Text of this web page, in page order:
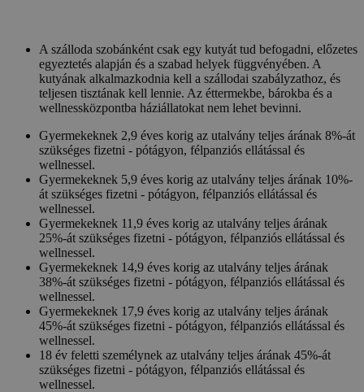
A szálloda szobánként csak egy kutyát tud befogadni, előzetes
egyeztetés alapján és a szabad helyek függvényében. A
kutyának alkalmazkodnia kell a szállodai szabályzathoz, és
teljesen tisztának kell lennie. Az éttermekbe, bárokba és a
wellnessközpontba háziállatokat nem lehet bevinni.
Gyermekeknek 2,9 éves korig az utalvány teljes árának 8%-át
szükséges fizetni - pótágyon, félpanziós ellátással és
wellnessel.
Gyermekeknek 5,9 éves korig az utalvány teljes árának 10%-
át szükséges fizetni - pótágyon, félpanziós ellátással és
wellnessel.
Gyermekeknek 11,9 éves korig az utalvány teljes árának
25%-át szükséges fizetni - pótágyon, félpanziós ellátással és
wellnessel.
Gyermekeknek 14,9 éves korig az utalvány teljes árának
38%-át szükséges fizetni - pótágyon, félpanziós ellátással és
wellnessel.
Gyermekeknek 17,9 éves korig az utalvány teljes árának
45%-át szükséges fizetni - pótágyon, félpanziós ellátással és
wellnessel.
18 év feletti személynek az utalvány teljes árának 45%-át
szükséges fizetni - pótágyon, félpanziós ellátással és
wellnessel.